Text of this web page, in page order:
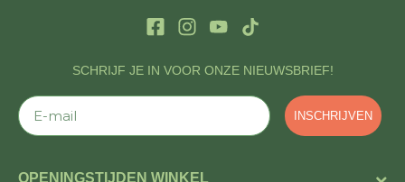
SCHRIJF JE IN VOOR ONZE NIEUWSBRIEF!
E-mail
INSCHRIJVEN
OPENINGSTIJDEN WINKEL